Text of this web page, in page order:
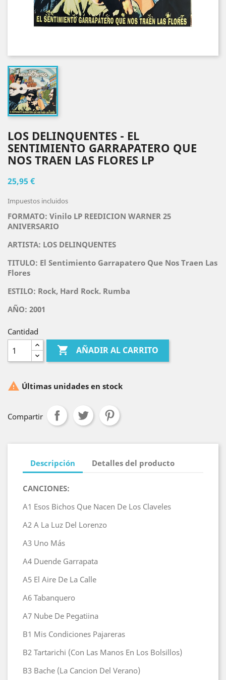
LOS DELINQUENTES - EL
SENTIMIENTO GARRAPATERO QUE
NOS TRAEN LAS FLORES LP
25,95 €
Impuestos incluidos
FORMATO: Vinilo LP REEDICION WARNER 25
ANIVERSARIO
ARTISTA: LOS DELINQUENTES
TITULO: El Sentimiento Garrapatero Que Nos Traen Las
Flores
ESTILO: Rock, Hard Rock. Rumba
AÑO: 2001
Cantidad
 AÑADIR AL CARRITO
 Últimas unidades en stock
Compartir
Descripción Detalles del producto
CANCIONES:
A1 Esos Bichos Que Nacen De Los Claveles
A2 A La Luz Del Lorenzo
A3 Uno Más
A4 Duende Garrapata
A5 El Aire De La Calle
A6 Tabanquero
A7 Nube De Pegatiina
B1 Mis Condiciones Pajareras
B2 Tartarichi (Con Las Manos En Los Bolsillos)
B3 Bache (La Cancion Del Verano)